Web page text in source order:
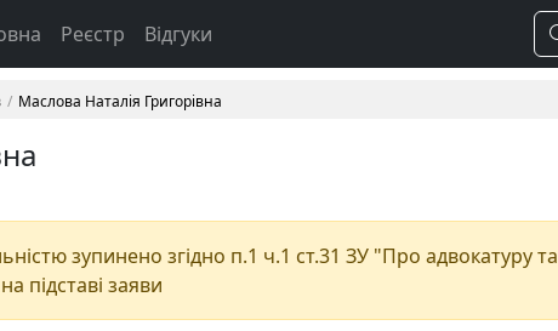
Реєстр Відгуки
Маслова Наталія Григорівна
зупинено згідно п.1 ч.1 ст.31 ЗУ "Про адвокатуру та
підставі заяви